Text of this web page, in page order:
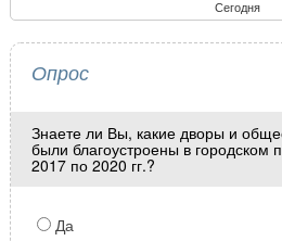
Сегодня
Опрос
Знаете ли Вы, какие дворы и
были благоустроены в городском
2017 по 2020 гг.?
Да